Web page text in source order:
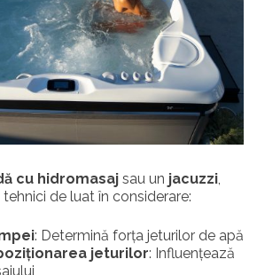
cu hidromasaj sau un jacuzzi,
de luat în considerare:
: Determină forța jeturilor de apă
jeturilor: Influențează